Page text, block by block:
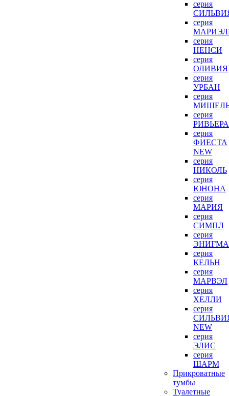
серия
серия
серия
НЕНСИ
серия
ОЛИВИЯ
серия
УРБАН
серия
серия
РИВЬЕРА
серия
ФИЕСТА
NEW
серия
НИКОЛЬ
серия
ЮНОНА
серия
МАРИЯ
серия
СИМПЛ
серия
ЭНИГМА
серия
КЕЛЬН
серия
МАРВЭЛ
серия
ХЕЛЛИ
серия
NEW
серия
ЭЛИС
серия
ШАРМ
Прикроватные
тумбы
Туалетные